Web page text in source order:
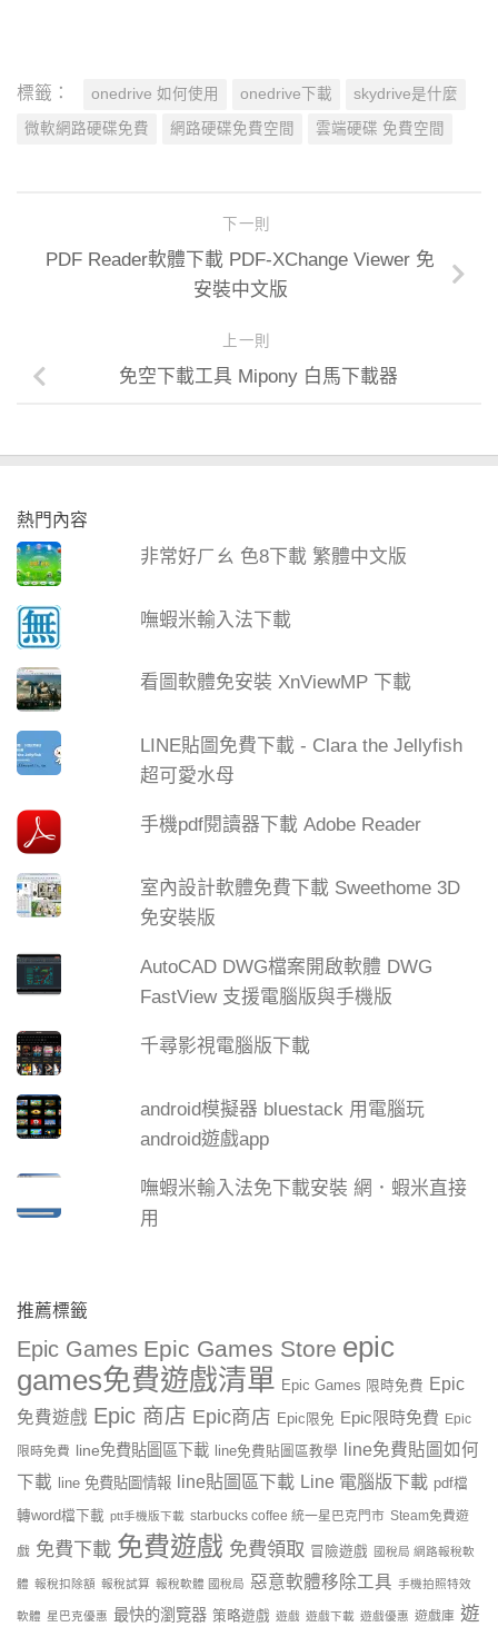
標籤： onedrive 如何使用 onedrive下載 skydrive是什麼
微軟網路硬碟免費 網路硬碟免費空間 雲端硬碟 免費空間
下一則
PDF Reader軟體下載 PDF-XChange Viewer 免
安裝中文版
上一則
免空下載工具 Mipony 白馬下載器
熱門內容
非常好ㄏㄠ 色8下載 繁體中文版
嘸蝦米輸入法下載
看圖軟體免安裝 XnViewMP 下載
LINE貼圖免費下載 - Clara the Jellyfish
超可愛水母
手機pdf閱讀器下載 Adobe Reader
室內設計軟體免費下載 Sweethome 3D
免安裝版
AutoCAD DWG檔案開啟軟體 DWG
FastView 支援電腦版與手機版
千尋影視電腦版下載
android模擬器 bluestack 用電腦玩
android遊戲app
嘸蝦米輸入法免下載安裝 網．蝦米直接
用
推薦標籤
Epic Games Epic Games Store epic
games免費遊戲清單 Epic Games 限時免費 Epic
免費遊戲 Epic 商店 Epic商店 Epic限免 Epic限時免費 Epic
限時免費 line免費貼圖區下載 line免費貼圖區教學
line免費貼圖如何
下載
line 免費貼圖情報 line貼圖區下載 Line 電腦版下載 pdf檔
轉word檔下載 ptt手機版下載 starbucks coffee 統一星巴克門市 Steam免費遊
戲 免費下載 免費遊戲 免費領取 冒險遊戲 國稅局 網路報稅軟
體 報稅扣除額 報稅試算 報稅軟體 國稅局 惡意軟體移除工具 手機拍照特效
軟體 星巴克優惠 最快的瀏覽器 策略遊戲 遊戲 遊戲下載 遊戲優惠 遊戲庫 遊